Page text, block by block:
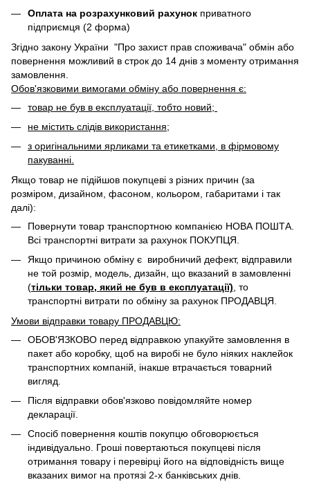
Оплата на розрахунковий рахунок приватного
підприємця (2 форма)
Згідно закону України "Про захист прав споживача" обмін або
повернення можливий в строк до 14 днів з моменту отримання
замовлення.
Обов'язковими вимогами обміну або повернення є:
товар не був в експлуатації, тобто новий;
не містить слідів використання;
з оригінальними ярликами та етикетками, в фірмовому
пакуванні.
Якщо товар не підійшов покупцеві з різних причин (за
розміром, дизайном, фасоном, кольором, габаритами і так
далі):
Повернути товар транспортною компанією НОВА ПОШТА.
Всі транспортні витрати за рахунок ПОКУПЦЯ.
Якщо причиною обміну є виробничий дефект, відправили
не той розмір, модель, дизайн, що вказаний в замовленні
(тільки товар, який не був в експлуатації) , то
транспортні витрати по обміну за рахунок ПРОДАВЦЯ. ​
Умови відправки товару ПРОДАВЦЮ:
ОБОВ'ЯЗКОВО перед відправкою упакуйте замовлення в
пакет або коробку, щоб на виробі не було ніяких наклейок
транспортних компаній, інакше втрачається товарний
вигляд.
Після відправки обов'язково повідомляйте номер
декларації.
Спосіб повернення коштів покупцю обговорюється
індивідуально. Гроші повертаються покупцеві після
отримання товару і перевірці його на відповідність вище
вказаних вимог на протязі 2-х банківських днів.